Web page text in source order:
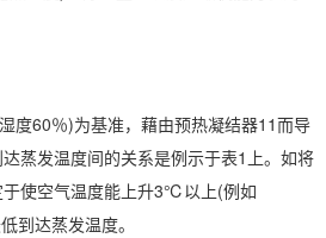
60％)为基准，藉由预热凝结器11而导
蒸发温度间的关系是例示于表1上。如将
使空气温度能上升3℃以上(例如
达蒸发温度。